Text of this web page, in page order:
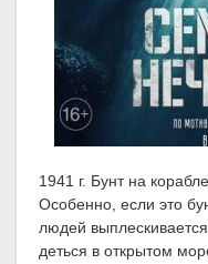
1941 г. Бунт на
Особенно, если это
людей
деться в открытом